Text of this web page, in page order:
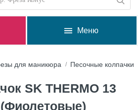
Меню
для маникюра Песочные колпачки
SK THERMO 13